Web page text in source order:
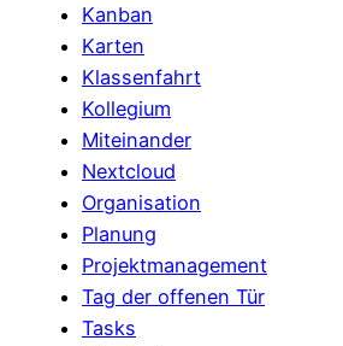
Kanban
Karten
Klassenfahrt
Kollegium
Miteinander
Nextcloud
Organisation
Planung
Projektmanagement
Tag der offenen Tür
Tasks